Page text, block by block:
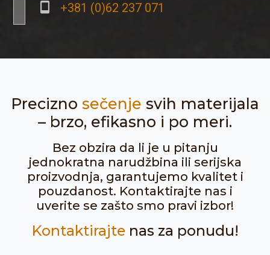
+381 (0)62 237 071
Precizno sečenje svih materijala
– brzo, efikasno i po meri.
Bez obzira da li je u pitanju
jednokratna narudžbina ili serijska
proizvodnja, garantujemo kvalitet i
pouzdanost. Kontaktirajte nas i
uverite se zašto smo pravi izbor!
Kontaktirajtenas za ponudu!